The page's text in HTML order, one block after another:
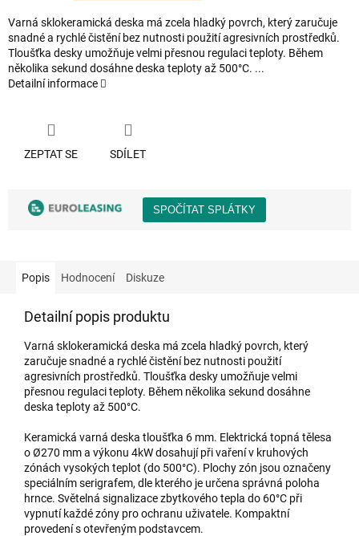
Varná sklokeramická deska má zcela hladký povrch, který zaručuje
snadné a rychlé čistění bez nutnosti použití agresivních prostředků.
Tloušťka desky umožňuje velmi přesnou regulaci teploty. Během
několika sekund dosáhne deska teploty až 500°C. ...
Detailní informace
ZEPTAT SE SDÍLET
Popis Hodnocení Diskuze
Detailní popis produktu
Varná sklokeramická deska má zcela hladký povrch, který
zaručuje snadné a rychlé čistění bez nutnosti použití
agresivních prostředků. Tloušťka desky umožňuje velmi
přesnou regulaci teploty. Během několika sekund dosáhne
deska teploty až 500°C.
Keramická varná deska tloušťka 6 mm. Elektrická topná tělesa
o Ø270 mm a výkonu 4kW dosahují při vaření v kruhových
zónách vysokých teplot (do 500°C). Plochy zón jsou označeny
speciálním serigrafem, dle kterého je určena správná poloha
hrnce. Světelná signalizace zbytkového tepla do 60°C při
vypnutí každé zóny pro ochranu uživatele. Kompaktní
provedení s otevřeným podstavcem.